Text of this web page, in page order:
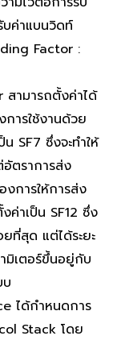
ค่าแบนวิดท์
Factor :
ามารถตั้งค่าได้
การใช้งานด้วย
SF7 ซึ่งจะทำให้
ตราการส่ง
การให้การส่ง
ค่าเป็น SF12 ซึ่ง
ที่สุด แต่ได้ระยะ
มิเตอร์ขึ้นอยู่กับ
ได้กำหนดการ
Stack โดย